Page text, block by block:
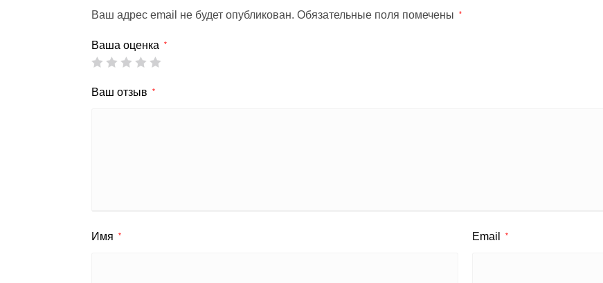
Ваш адрес email не будет опубликован. Обязательные поля помечены *
Ваша оценка *
Ваш отзыв *
Имя * Email *